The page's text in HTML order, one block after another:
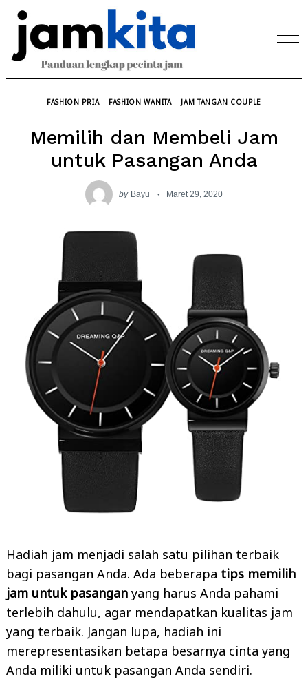
Skip
content
FASHION PRIA FASHION WANITA JAM TANGAN COUPLE
Memilih dan Membeli Jam
untuk Pasangan Anda
by Bayu Maret 29, 2020
Hadiah jam menjadi salah satu pilihan terbaik
bagi pasangan Anda. Ada beberapa tips memilih
jam untuk pasangan yang harus Anda pahami
terlebih dahulu, agar mendapatkan kualitas jam
yang terbaik. Jangan lupa, hadiah ini
merepresentasikan betapa besarnya cinta yang
Anda miliki untuk pasangan Anda sendiri.